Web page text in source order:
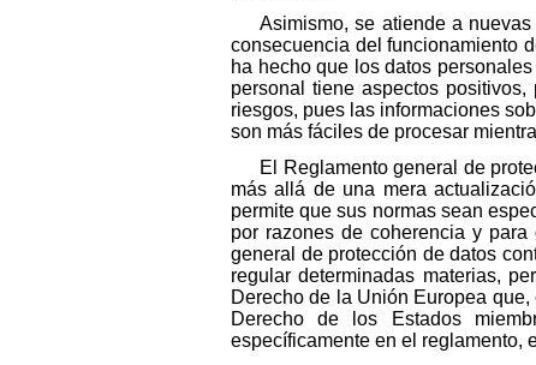
Asimismo, se atiende a
consecuencia del funcionamiento
ha hecho que los datos
personal tiene aspectos
riesgos, pues las informaciones
son más fáciles de procesar
El Reglamento general de
más allá de una mera
permite que sus normas sean
por razones de coherencia y
general de protección de datos
regular determinadas materias,
Derecho de la Unión Europea
Derecho de los Estados
específicamente en el reglamento,